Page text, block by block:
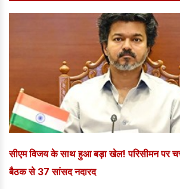
सीएम विजय के साथ हुआ बड़ा खेल! परिसीमन पर
बैठक से 37 सांसद नदारद